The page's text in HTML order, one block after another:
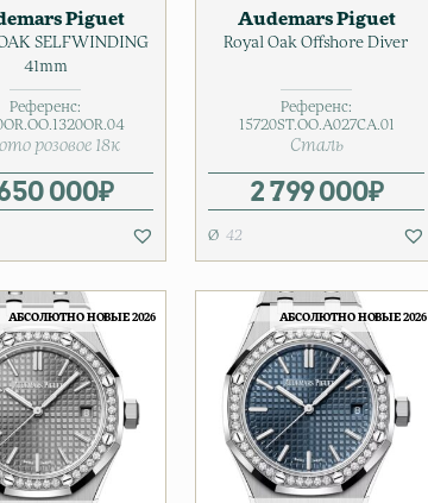
Piguet
SELFWINDING
41mm
Референс:
розовое 18к
000₽
Audemars Piguet
Royal Oak Offshore Diver
Референс:
15720ST.OO.A027CA.01
Сталь
2 799 000₽
42
АБСОЛЮТНО НОВЫЕ 2026 АБСОЛЮТНО НОВЫЕ 2026